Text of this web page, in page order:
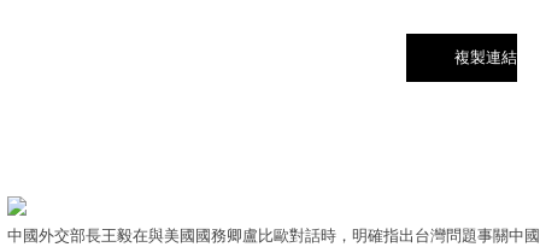
複製連結
中國外交部長王毅在與美國國務卿盧比歐對話時，明確指出台灣問題事關